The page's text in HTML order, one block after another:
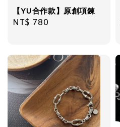
【YU合作款】原創項鍊
Regular
NT$ 780